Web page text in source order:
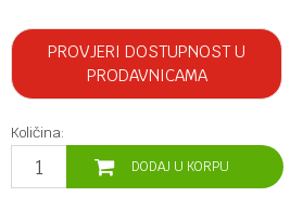
PROVJERI DOSTUPNOST U
PRODAVNICAMA
Količina:
DODAJ U KORPU